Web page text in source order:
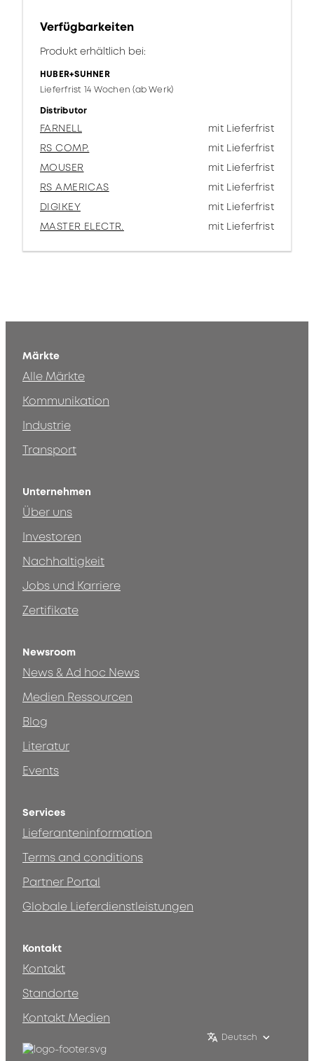
Verfügbarkeiten
Produkt erhältlich bei:
HUBER+SUHNER
Lieferfrist 14 Wochen (ab Werk)
Distributor
FARNELL
mit Lieferfrist
RS COMP.
mit Lieferfrist
MOUSER
mit Lieferfrist
RS AMERICAS
mit Lieferfrist
DIGIKEY
mit Lieferfrist
MASTER ELECTR.
mit Lieferfrist
Märkte
Alle Märkte
Kommunikation
Industrie
Transport
Unternehmen
Über uns
Investoren
Nachhaltigkeit
Jobs und Karriere
Zertifikate
Newsroom
News & Ad hoc News
Medien Ressourcen
Blog
Literatur
Events
Services
Lieferanteninformation
Terms and conditions
Partner Portal
Globale Lieferdienstleistungen
Kontakt
Kontakt
Standorte
Kontakt Medien
Deutsch